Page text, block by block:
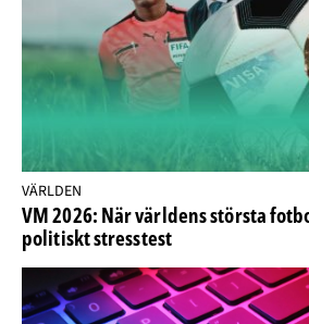
VÄRLDEN
VM 2026: När världens största
politiskt stresstest